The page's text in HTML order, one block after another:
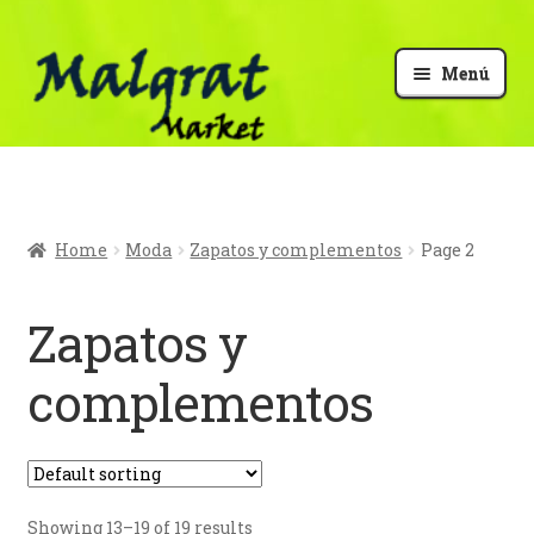
Menú
Finalizar compra
Vender
Info Malgrat
Home Moda Zapatos y complementos Page 2
Zapatos y
complementos
Showing 13–19 of 19 results